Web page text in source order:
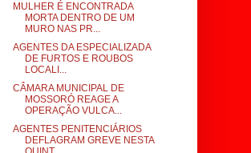
MULHER É ENCONTRADA
MORTA DENTRO DE UM
MURO NAS PR...
AGENTES DA ESPECIALIZADA
DE FURTOS E ROUBOS
LOCALI...
CÂMARA MUNICIPAL DE
MOSSORÓ REAGE A
OPERAÇÃO VULCA...
AGENTES PENITENCIÁRIOS
DEFLAGRAM GREVE NESTA